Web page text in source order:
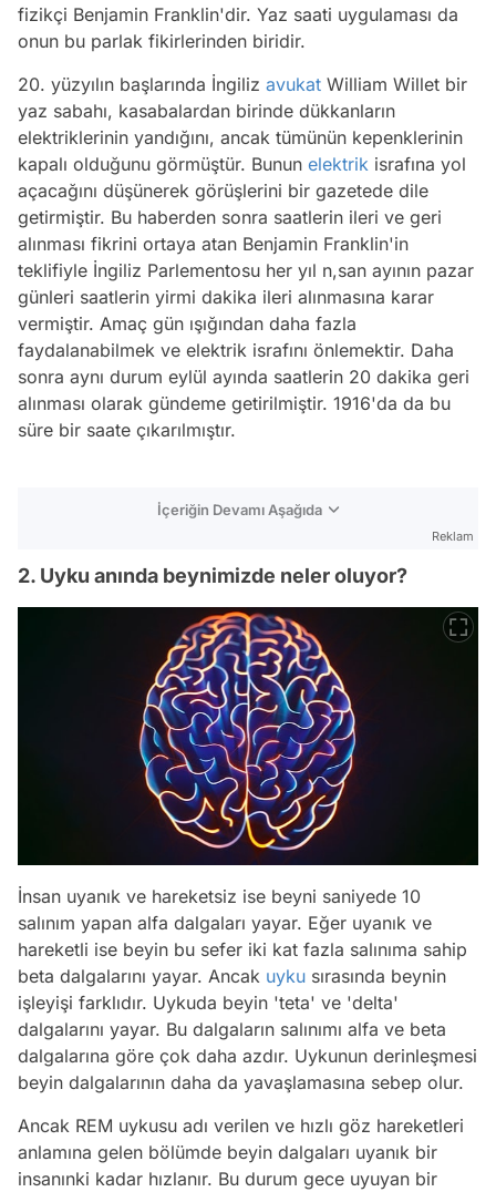
fizikçi Benjamin Franklin'dir. Yaz saati uygulaması da
onun bu parlak fikirlerinden biridir.
20. yüzyılın başlarında İngiliz avukat William Willet bir
yaz sabahı, kasabalardan birinde dükkanların
elektriklerinin yandığını, ancak tümünün kepenklerinin
kapalı olduğunu görmüştür. Bunun elektrik israfına yol
açacağını düşünerek görüşlerini bir gazetede dile
getirmiştir. Bu haberden sonra saatlerin ileri ve geri
alınması fikrini ortaya atan Benjamin Franklin'in
teklifiyle İngiliz Parlementosu her yıl n,san ayının pazar
günleri saatlerin yirmi dakika ileri alınmasına karar
vermiştir. Amaç gün ışığından daha fazla
faydalanabilmek ve elektrik israfını önlemektir. Daha
sonra aynı durum eylül ayında saatlerin 20 dakika geri
alınması olarak gündeme getirilmiştir. 1916'da da bu
süre bir saate çıkarılmıştır.
İçeriğin Devamı Aşağıda
Reklam
2. Uyku anında beynimizde neler oluyor?
İnsan uyanık ve hareketsiz ise beyni saniyede 10
salınım yapan alfa dalgaları yayar. Eğer uyanık ve
hareketli ise beyin bu sefer iki kat fazla salınıma sahip
beta dalgalarını yayar. Ancak uyku sırasında beynin
işleyişi farklıdır. Uykuda beyin 'teta' ve 'delta'
dalgalarını yayar. Bu dalgaların salınımı alfa ve beta
dalgalarına göre çok daha azdır. Uykunun derinleşmesi
beyin dalgalarının daha da yavaşlamasına sebep olur.
Ancak REM uykusu adı verilen ve hızlı göz hareketleri
anlamına gelen bölümde beyin dalgaları uyanık bir
insanınki kadar hızlanır. Bu durum gece uyuyan bir